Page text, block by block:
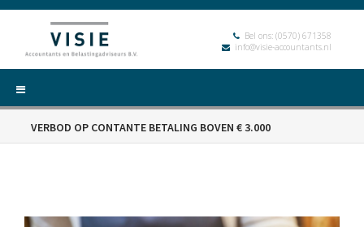
Bel ons: (0570) 671358
info@visie-accountants.nl
VERBOD OP CONTANTE BETALING BOVEN € 3.000